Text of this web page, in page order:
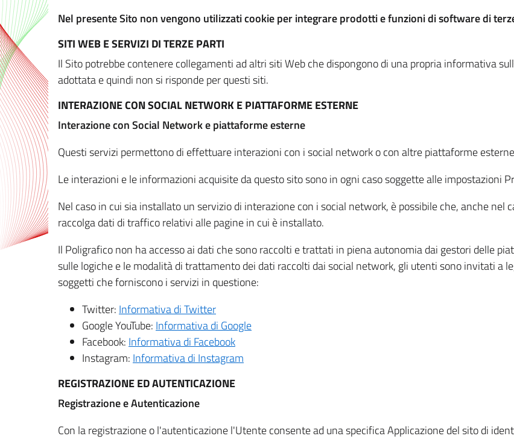
Nel presente Sito non vengono utilizzati cookie per integrare prodotti e funzioni di software di
SITI WEB E SERVIZI DI TERZE PARTI
Il Sito potrebbe contenere collegamenti ad altri siti Web che dispongono di una propria informativa
adottata e quindi non si risponde per questi siti.
INTERAZIONE CON SOCIAL NETWORK E PIATTAFORME ESTERNE
Interazione con Social Network e piattaforme esterne
Questi servizi permettono di effettuare interazioni con i social network o con altre piattaforme
Le interazioni e le informazioni acquisite da questo sito sono in ogni caso soggette alle impostazioni
Nel caso in cui sia installato un servizio di interazione con i social network, è possibile che, anche
raccolga dati di traffico relativi alle pagine in cui è installato.
Il Poligrafico non ha accesso ai dati che sono raccolti e trattati in piena autonomia dai gestori delle
sulle logiche e le modalità di trattamento dei dati raccolti dai social network, gli utenti sono invitati a
soggetti che forniscono i servizi in questione:
Twitter: Informativa di Twitter
Google YouTube: Informativa di Google
Facebook: Informativa di Facebook
Instagram: Informativa di Instagram
REGISTRAZIONE ED AUTENTICAZIONE
Registrazione e Autenticazione
Con la registrazione o l'autenticazione l'Utente consente ad una specifica Applicazione del sito di